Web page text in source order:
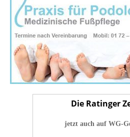
Die Ratinger
jetzt auch auf WG-